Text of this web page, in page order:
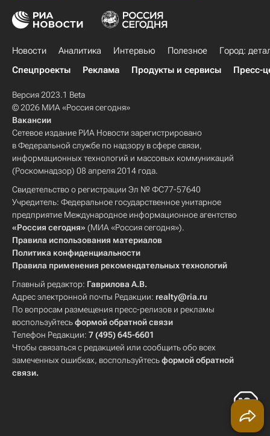
Новости Аналитика Интервью Полезное
Город:
Спецпроекты
Реклама Продукты и сервисы Пресс-
Версия 2023.1 Beta
© 2026 МИА «Россия сегодня»
Вакансии
Сетевое издание РИА Новости зарегистрировано
в Федеральной службе по надзору в сфере связи,
информационных технологий и массовых коммуникаций
(Роскомнадзор) 08 апреля 2014 года.
Свидетельство о регистрации Эл № ФС77-57640
Учредитель: Федеральное государственное унитарное
предприятие Международное информационное агентство
«Россия сегодня» (МИА «Россия сегодня»).
Правила использования материалов
Политика конфиденциальности
Правила применения рекомендательных технологий
Главный редактор: Гаврилова А.В.
Адрес электронной почты Редакции: realty@ria.ru
По вопросам размещения пресс-релизов и рекламы
воспользуйтесьформой обратной связи
Телефон Редакции: 7 (495) 645-6601
Чтобы связаться с редакцией или сообщить обо всех
замеченных ошибках, воспользуйтесьформой обратной
связи.